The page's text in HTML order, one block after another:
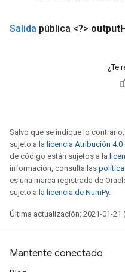
Salida pública <?> output
¿Te
Salvo que se indique lo
sujeto a la licencia Atribución
de código están sujetos a la
información, consulta las
es una marca registrada de
sujeto a la licencia de NumPy.
Última actualización: 2021-01-21
Mantente conectado